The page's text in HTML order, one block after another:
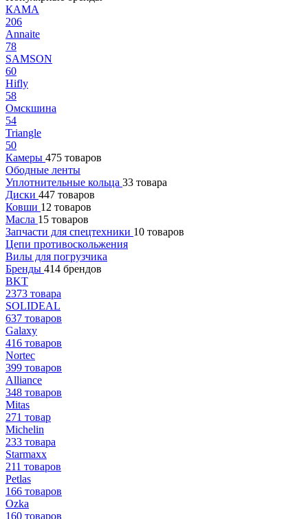
КАМА
206
Annaite
78
SAMSON
60
Hifly
58
Омскшина
54
Triangle
50
Камеры 475 товаров
Ободные ленты
Уплотнительные кольца 33 товара
Диски 447 товаров
Ковши 12 товаров
Масла 15 товаров
Запчасти для спецтехники 10 товаров
Цепи противоскольжения
Вилы для погрузчика
Бренды 414 брендов
BKT
2373 товара
SOLIDEAL
637 товаров
Galaxy
416 товаров
Nortec
399 товаров
Alliance
348 товаров
Mitas
271 товар
Michelin
233 товара
Starmaxx
211 товаров
Petlas
166 товаров
Ozka
160 товаров